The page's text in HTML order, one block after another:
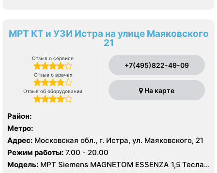
МРТ КТ и УЗИ Истра на улице Маяковского
21
Отзыв о сервисе
Отзыв о врачах
Отзыв об оборудовании
+7(495)822-49-09
На карте
Район:
Метро:
Адрес: Московская обл., г. Истра, ул. Маяковского, 21
Режим работы: 7.00 - 20.00
Модель: МРТ Siemens MAGNETOM ESSENZA 1,5 Тесла,